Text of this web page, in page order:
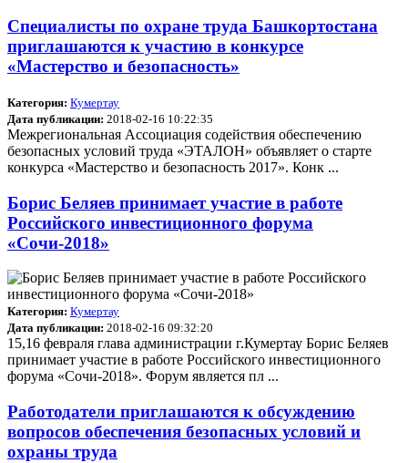
Специалисты по охране труда Башкортостана
приглашаются к участию в конкурсе
«Мастерство и безопасность»
Категория: Кумертау
Дата публикации: 2018-02-16 10:22:35
Межрегиональная Ассоциация содействия обеспечению
безопасных условий труда «ЭТАЛОН» объявляет о старте
конкурса «Мастерство и безопасность 2017». Конк ...
Борис Беляев принимает участие в работе
Российского инвестиционного форума
«Сочи-2018»
Категория: Кумертау
Дата публикации: 2018-02-16 09:32:20
15,16 февраля глава администрации г.Кумертау Борис Беляев
принимает участие в работе Российского инвестиционного
форума «Сочи-2018». Форум является пл ...
Работодатели приглашаются к обсуждению
вопросов обеспечения безопасных условий и
охраны труда